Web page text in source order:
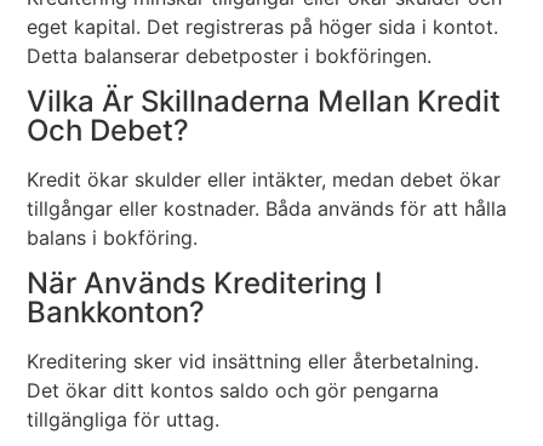
eget kapital. Det registreras på höger sida i kontot.
Detta balanserar debetposter i bokföringen.
Vilka Är Skillnaderna Mellan Kredit
Och Debet?
Kredit ökar skulder eller intäkter, medan debet ökar
tillgångar eller kostnader. Båda används för att hålla
balans i bokföring.
När Används Kreditering I
Bankkonton?
Kreditering sker vid insättning eller återbetalning.
Det ökar ditt kontos saldo och gör pengarna
tillgängliga för uttag.